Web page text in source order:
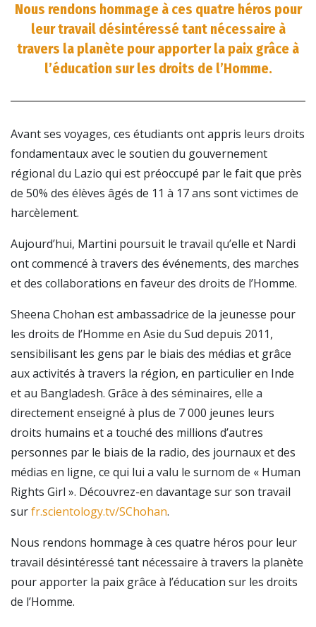
Nous rendons hommage à ces quatre héros pour
leur travail désintéressé tant nécessaire à
travers la planète pour apporter la paix grâce à
l’éducation sur les droits de l’Homme.
Avant ses voyages, ces étudiants ont appris leurs droits
fondamentaux avec le soutien du gouvernement
régional du Lazio qui est préoccupé par le fait que près
de 50% des élèves âgés de 11 à 17 ans sont victimes de
harcèlement.
Aujourd’hui, Martini poursuit le travail qu’elle et Nardi
ont commencé à travers des événements, des marches
et des collaborations en faveur des droits de l’Homme.
Sheena Chohan est ambassadrice de la jeunesse pour
les droits de l’Homme en Asie du Sud depuis 2011,
sensibilisant les gens par le biais des médias et grâce
aux activités à travers la région, en particulier en Inde
et au Bangladesh. Grâce à des séminaires, elle a
directement enseigné à plus de 7 000 jeunes leurs
droits humains et a touché des millions d’autres
personnes par le biais de la radio, des journaux et des
médias en ligne, ce qui lui a valu le surnom de « Human
Rights Girl ». Découvrez-en davantage sur son travail
surfr.scientology.tv/SChohan.
Nous rendons hommage à ces quatre héros pour leur
travail désintéressé tant nécessaire à travers la planète
pour apporter la paix grâce à l’éducation sur les droits
de l’Homme.